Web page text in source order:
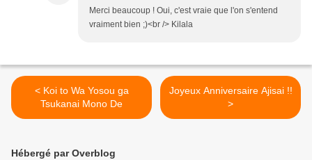
Merci beaucoup ! Oui, c'est vraie que l'on s'entend
vraiment bien ;)<br /> Kilala
< Koi to Wa Yosou ga
Tsukanai Mono De
Joyeux Anniversaire Ajisai !!
>
Hébergé par Overblog